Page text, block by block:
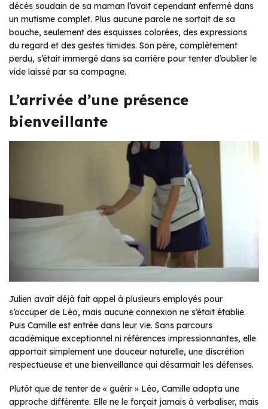
décès soudain de sa maman l’avait cependant enfermé dans
un mutisme complet. Plus aucune parole ne sortait de sa
bouche, seulement des esquisses colorées, des expressions
du regard et des gestes timides. Son père, complètement
perdu, s’était immergé dans sa carrière pour tenter d’oublier le
vide laissé par sa compagne.
L’arrivée d’une présence
bienveillante
Julien avait déjà fait appel à plusieurs employés pour
s’occuper de Léo, mais aucune connexion ne s’était établie.
Puis Camille est entrée dans leur vie. Sans parcours
académique exceptionnel ni références impressionnantes, elle
apportait simplement une douceur naturelle, une discrétion
respectueuse et une bienveillance qui désarmait les défenses.
Plutôt que de tenter de « guérir » Léo, Camille adopta une
approche différente. Elle ne le forçait jamais à verbaliser, mais